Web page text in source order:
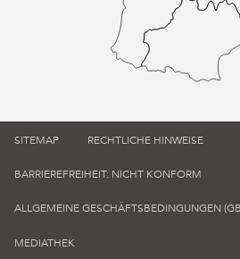
SITEMAP RECHTLICHE HINWEISE
BARRIEREFREIHEIT: NICHT KONFORM
ALLGEMEINE GESCHÄFTSBEDINGUNGEN
MEDIATHEK